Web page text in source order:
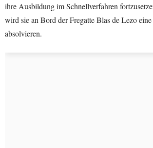
ihre Ausbildung im Schnellverfahren
wird sie an Bord der Fregatte Blas de Lezo
absolvieren.